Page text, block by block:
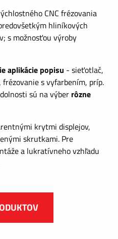
CNC frézovania
hliníkových
s možnosťou výroby
aplikácie popisu - sieťotlač,
s vyfarbením, príp.
sú na výber rôzne
krytmi displejov,
skrutkami. Pre
a lukratívneho vzhľadu